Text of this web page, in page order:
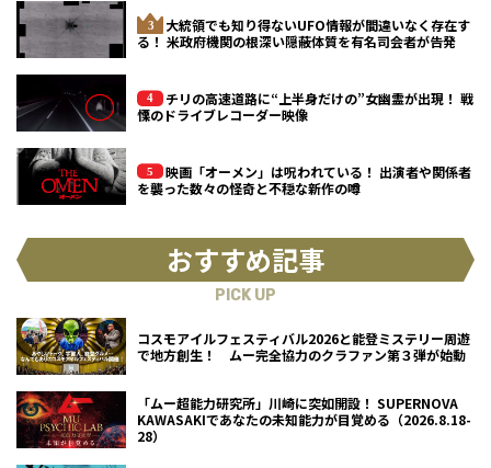
大統領でも知り得ないUFO情報が間違いなく存在す
る！ 米政府機関の根深い隠蔽体質を有名司会者が告発
チリの高速道路に“上半身だけの”女幽霊が出現！ 戦
慄のドライブレコーダー映像
映画「オーメン」は呪われている！ 出演者や関係者
を襲った数々の怪奇と不穏な新作の噂
おすすめ記事
PICK UP
コスモアイルフェスティバル2026と能登ミステリー周遊
で地方創生！ ムー完全協力のクラファン第３弾が始動
「ムー超能力研究所」川崎に突如開設！ SUPERNOVA
KAWASAKIであなたの未知能力が目覚める（2026.8.18-
28）